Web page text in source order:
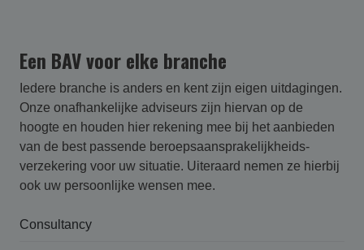
Een BAV voor elke branche
Iedere branche is anders en kent zijn eigen uitdagingen.
Onze onafhankelijke adviseurs zijn hiervan op de
hoogte en houden hier rekening mee bij het aanbieden
van de best passende beroepsaansprakelijk­heids­
verzekering voor uw situatie. Uiteraard nemen ze hierbij
ook uw persoonlijke wensen mee.
Consultancy